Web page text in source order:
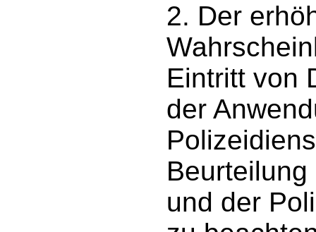
2. Der
Eintritt von
der
und der